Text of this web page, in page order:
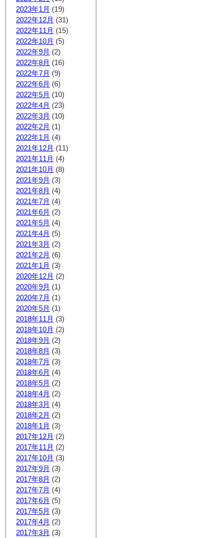
2023年1月 (19)
2022年12月 (31)
2022年11月 (15)
2022年10月 (5)
2022年9月 (2)
2022年8月 (16)
2022年7月 (9)
2022年6月 (6)
2022年5月 (10)
2022年4月 (23)
2022年3月 (10)
2022年2月 (1)
2022年1月 (4)
2021年12月 (11)
2021年11月 (4)
2021年10月 (8)
2021年9月 (3)
2021年8月 (4)
2021年7月 (4)
2021年6月 (2)
2021年5月 (4)
2021年4月 (5)
2021年3月 (2)
2021年2月 (6)
2021年1月 (3)
2020年12月 (2)
2020年9月 (1)
2020年7月 (1)
2020年5月 (1)
2018年11月 (3)
2018年10月 (2)
2018年9月 (2)
2018年8月 (3)
2018年7月 (3)
2018年6月 (4)
2018年5月 (2)
2018年4月 (2)
2018年3月 (4)
2018年2月 (2)
2018年1月 (3)
2017年12月 (2)
2017年11月 (2)
2017年10月 (3)
2017年9月 (3)
2017年8月 (2)
2017年7月 (4)
2017年6月 (5)
2017年5月 (3)
2017年4月 (2)
2017年3月 (3)